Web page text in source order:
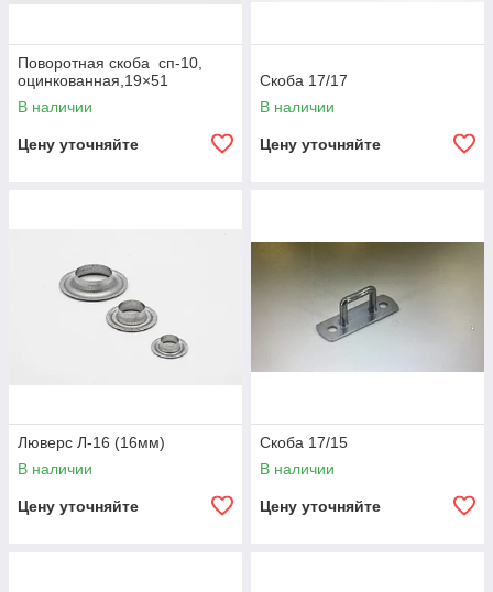
Поворотная скоба сп-10,
оцинкованная,19×51
В наличии
Цену уточняйте
Скоба 17/17
В наличии
Цену уточняйте
Люверс Л-16 (16мм)
В наличии
Цену уточняйте
Скоба 17/15
В наличии
Цену уточняйте